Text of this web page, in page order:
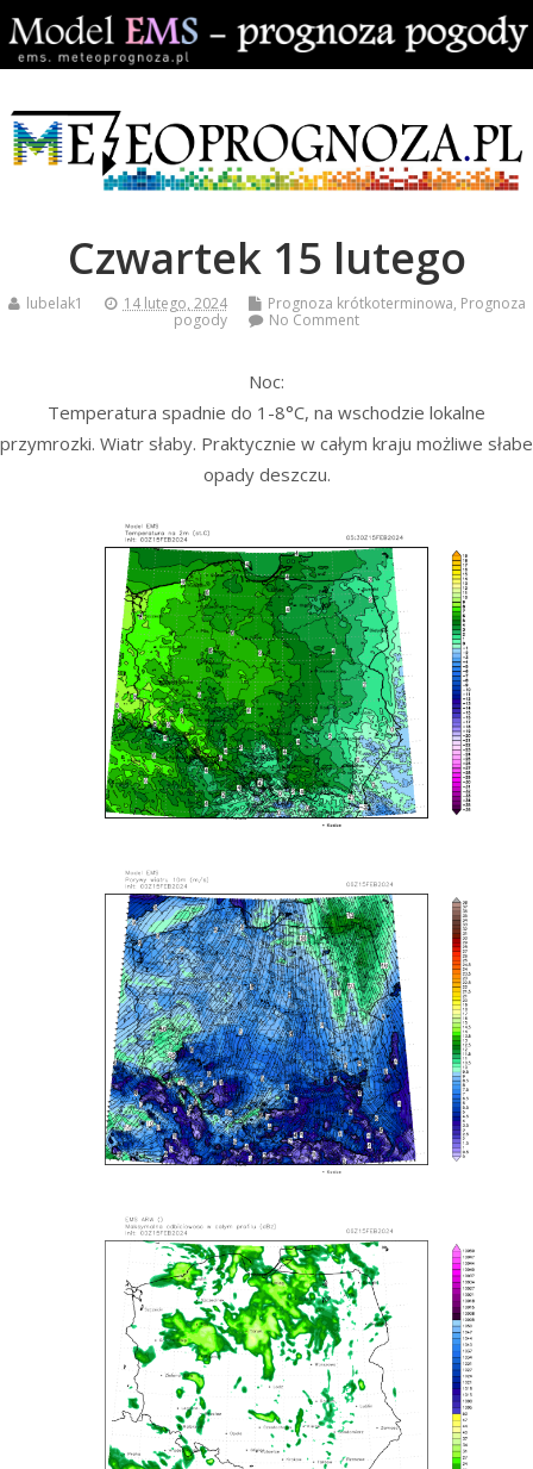
Czwartek 15 lutego
lubelak1 14 lutego, 2024 Prognoza krótkoterminowa, Prognoza
pogody
No Comment
Noc:
Temperatura spadnie do 1-8°C, na wschodzie lokalne
przymrozki. Wiatr słaby. Praktycznie w całym kraju możliwe słabe
opady deszczu.